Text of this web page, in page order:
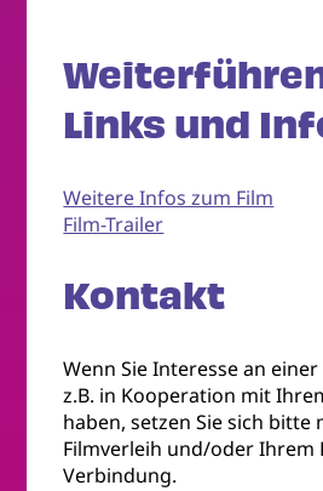
Links und
Weitere Infos zum Film
Film-Trailer
Kontakt
Wenn Sie Interesse an
z.B. in Kooperation mit
haben, setzen Sie sich bitte
Filmverleih und/oder Ihrem
Verbindung.